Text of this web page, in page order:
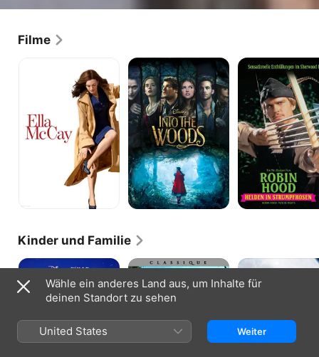
Filme
Into
the
Woods
Robin
Hood
Helden
Strumpfhosen
Kinder und Familie
Onward:
halben
Sachen
Ein
für
ein
2
Kronks
Corpse
Hochzeit
Leiche
Wähle ein anderes Land aus, um Inhalte für
deinen Standort zu sehen
United States Weiter